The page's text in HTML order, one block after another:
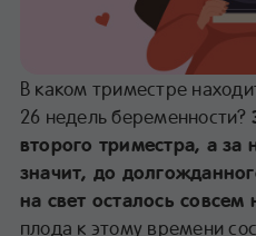
В каком триместре
26 недель беременности?
второго триместра, а за
значит, до
на свет осталось совсем
плода к этому времени